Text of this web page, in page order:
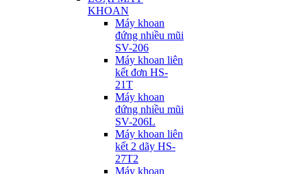
KHOAN
Máy khoan
đứng nhiều mũi
SV-206
Máy khoan liên
kết đơn HS-
21T
Máy khoan
đứng nhiều mũi
SV-206L
Máy khoan liên
kết 2 dãy HS-
27T2
Máy khoan